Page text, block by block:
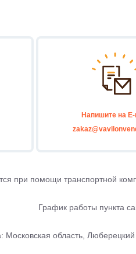
Напишите на E-
zakaz@
при помощи транспортной
График работы пункта
Московская область,